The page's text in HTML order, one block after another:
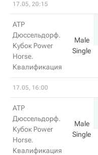
17.05, 20:15
ATP
Дюссельдорф.
Кубок Power
Horse.
Квалификация
Male
Single
17.05, 16:00
ATP
Дюссельдорф.
Кубок Power
Horse.
Квалификация
Male
Single